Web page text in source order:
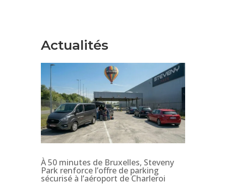
Actualités
À 50 minutes de Bruxelles, Steveny
Park renforce l’offre de parking
sécurisé à l’aéroport de Charleroi